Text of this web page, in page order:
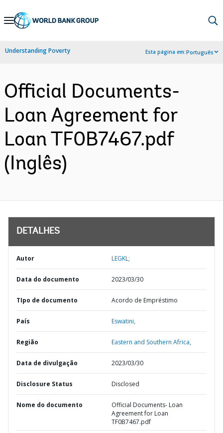
Skip
Navigation
Understanding Poverty Esta página em:Português
Official Documents-
Loan Agreement for
Loan TF0B7467.pdf
(Inglês)
DETALHES
Autor LEGKL;
Data do documento 2023/03/30
TIpo de documento Acordo de Empréstimo
País Eswatini,
Região Eastern and Southern Africa,
Data de divulgação 2023/03/30
Disclosure Status Disclosed
Nome do documento
Official Documents- Loan
Agreement for Loan
TF0B7467.pdf